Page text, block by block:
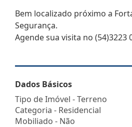
Bem localizado próximo a
Segurança.
Agende sua visita no (54)3223
Dados Básicos
Tipo de Imóvel - Terreno
Categoria - Residencial
Mobiliado - Não